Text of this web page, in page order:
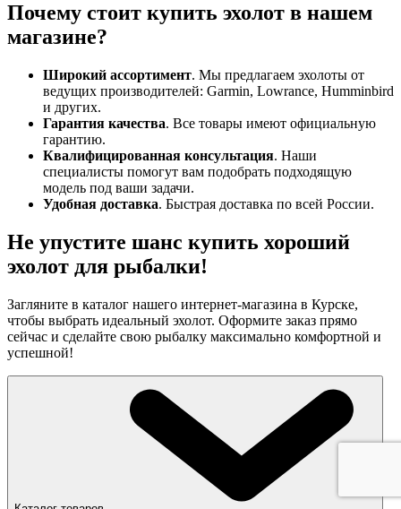
Почему стоит купить эхолот в нашем
магазине?
Широкий ассортимент. Мы предлагаем эхолоты от
ведущих производителей: Garmin, Lowrance, Humminbird
и других.
Гарантия качества. Все товары имеют официальную
гарантию.
Квалифицированная консультация. Наши
специалисты помогут вам подобрать подходящую
модель под ваши задачи.
Удобная доставка. Быстрая доставка по всей России.
Не упустите шанс купить хороший
эхолот для рыбалки!
Загляните в каталог нашего интернет-магазина в Курске,
чтобы выбрать идеальный эхолот. Оформите заказ прямо
сейчас и сделайте свою рыбалку максимально комфортной и
успешной!